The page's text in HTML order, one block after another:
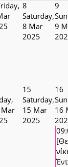
8
Saturday,
8 Mar
2025
9
9
15
Saturday,
15 Mar
2025
16
16